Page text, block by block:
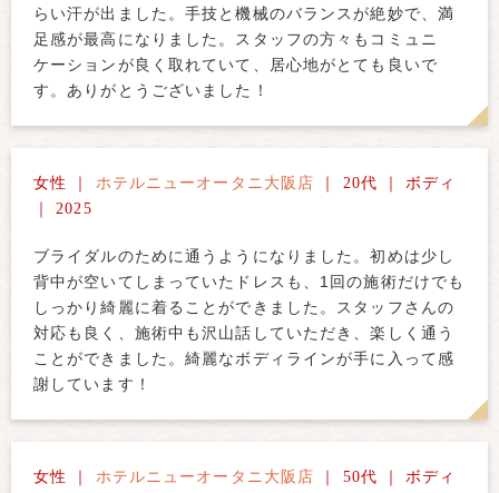
らい汗が出ました。手技と機械のバランスが絶妙で、満
足感が最高になりました。スタッフの方々もコミュニ
ケーションが良く取れていて、居心地がとても良いで
す。ありがとうございました！
女性 ｜ ホテルニューオータニ大阪店 ｜ 20代 ｜ ボディ
｜ 2025
ブライダルのために通うようになりました。初めは少し
背中が空いてしまっていたドレスも、1回の施術だけでも
しっかり綺麗に着ることができました。スタッフさんの
対応も良く、施術中も沢山話していただき、楽しく通う
ことができました。綺麗なボディラインが手に入って感
謝しています！
女性 ｜ ホテルニューオータニ大阪店 ｜ 50代 ｜ ボディ